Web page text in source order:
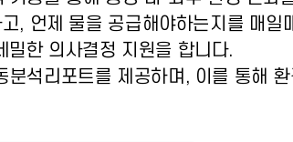
, 언제 물을 공급해야하는지를 매
한 의사결정 지원을 합니다.
분석리포트를 제공하며, 이를 통해